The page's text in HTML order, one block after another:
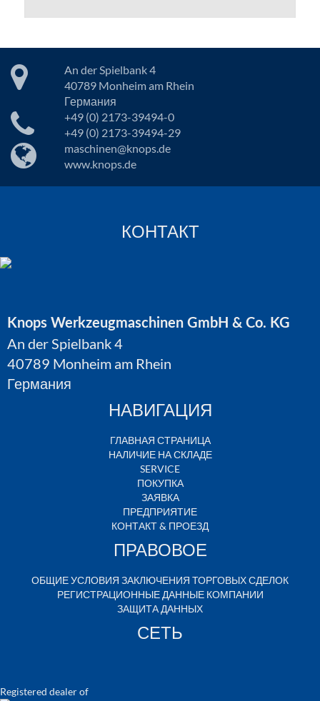
An der Spielbank 4
40789 Monheim am Rhein
Германия
+49 (0) 2173-39494-0
+49 (0) 2173-39494-29
maschinen@knops.de
www.knops.de
КОНТАКТ
Knops Werkzeugmaschinen GmbH & Co. KG
An der Spielbank 4
40789 Monheim am Rhein
Германия
НАВИГАЦИЯ
ГЛАВНАЯ СТРАНИЦА
НАЛИЧИЕ НА СКЛАДЕ
SERVICE
ПОКУПКА
ЗАЯВКА
ПРЕДПРИЯТИЕ
КОНТАКТ & ПРОЕЗД
ПРАВОВОЕ
ОБЩИЕ УСЛОВИЯ ЗАКЛЮЧЕНИЯ ТОРГОВЫХ СДЕЛОК
РЕГИСТРАЦИОННЫЕ ДАННЫЕ КОМПАНИИ
ЗАЩИТА ДАННЫХ
СЕТЬ
Registered dealer of